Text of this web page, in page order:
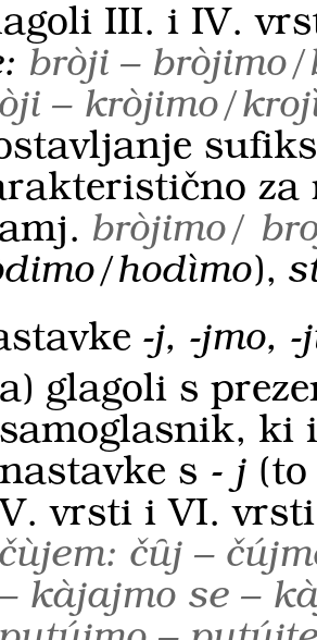
III. i IV.
bròji –
– kròjimo/
bròjimo/
hodìmo),
-j, -jmo,
a) glagoli s
samoglasnik, ki
nastavke s - j
V. vrsti i VI.
čùjem: čȗj –
– kàjajmo se –